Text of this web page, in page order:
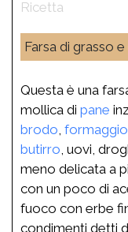
Farsa di grasso
Questa è una
mollica di pane
brodo formaggio
butirro , uovi,
meno delicata a
con un poco di
fuoco con erbe
condimenti detti